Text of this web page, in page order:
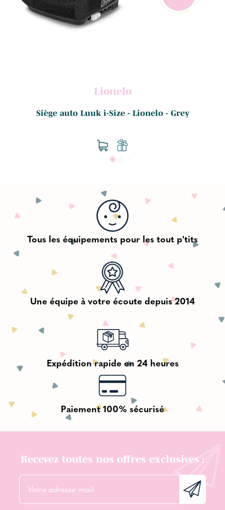
Lionelo
Siège auto Luuk i-Size - Lionelo - Grey
Tous les équipements pour les tout p'tits
Une équipe à votre écoute depuis 2014
Expédition rapide en 24 heures
Paiement 100% sécurisé
Recevez toutes nos offres exclusives :